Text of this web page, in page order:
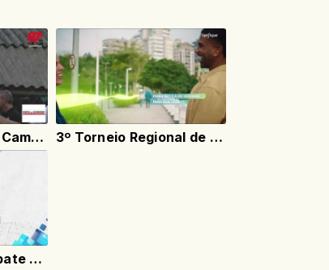
AO VIVO - Final do Campeonato Municipal de Futebol Society de Schroeder 3º Torneio Regional de Futsal
Eleições 2024: debate com candidatos a prefeito de Schroeder - 14/09/2024